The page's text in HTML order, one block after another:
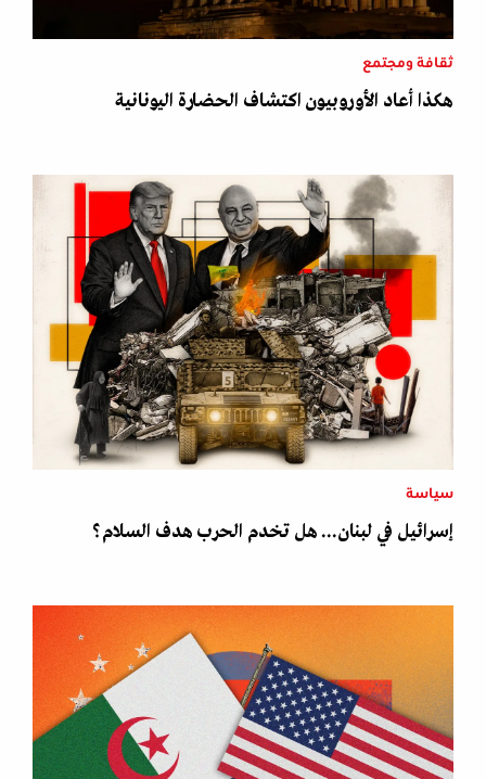
ثقافة ومجتمع
هكذا أعاد الأوروبيون اكتشاف الحضارة اليونانية
سياسة
إسرائيل في لبنان... هل تخدم الحرب هدف السلام؟